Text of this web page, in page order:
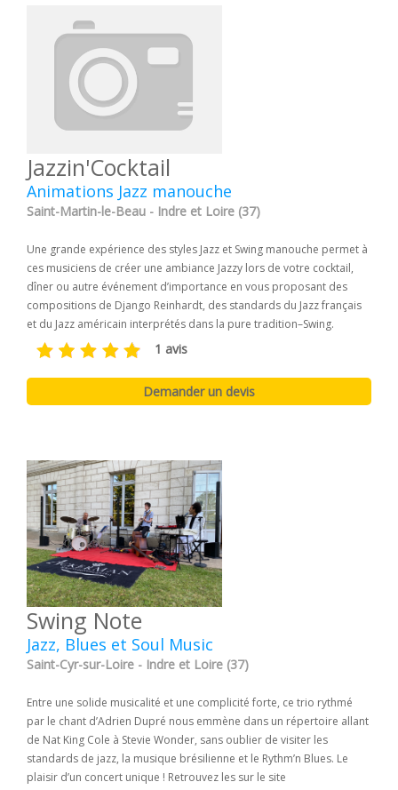
Jazzin'Cocktail
Animations Jazz manouche
Saint-Martin-le-Beau - Indre et Loire (37)
Une grande expérience des styles Jazz et Swing manouche permet à
ces musiciens de créer une ambiance Jazzy lors de votre cocktail,
dîner ou autre événement d’importance en vous proposant des
compositions de Django Reinhardt, des standards du Jazz français
et du Jazz américain interprétés dans la pure tradition–Swing.
1 avis
Swing Note
Jazz, Blues et Soul Music
Saint-Cyr-sur-Loire - Indre et Loire (37)
Entre une solide musicalité et une complicité forte, ce trio rythmé
par le chant d’Adrien Dupré nous emmène dans un répertoire allant
de Nat King Cole à Stevie Wonder, sans oublier de visiter les
standards de jazz, la musique brésilienne et le Rythm’n Blues. Le
plaisir d’un concert unique ! Retrouvez les sur le site